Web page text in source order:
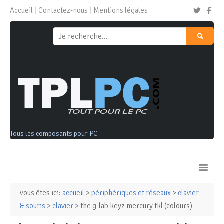
Accueil Contactez-nous Mentions légales
Tous les composants pour PC
Ordinateurs & Tablettes
vous êtes ici: accueil > périphériques et réseaux > clavier
& souris > clavier > the g-lab keyz mercury tkl (colours)